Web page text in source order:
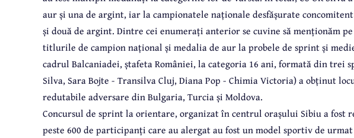
aur și una de argint, iar la campionatele naționale desfășurate
și două de argint. Dintre cei enumerați anterior se cuvine să menționăm
titlurile de campion național și medalia de aur la probele de sprint și
cadrul Balcaniadei, ștafeta României, la categoria 16 ani, formată din trei
Silva, Sara Bojte - Transilva Cluj, Diana Pop - Chimia Victoria) a obținut
redutabile adversare din Bulgaria, Turcia și Moldova.
Concursul de sprint la orientare, organizat în centrul orașului Sibiu a fost
peste 600 de participanți care au alergat au fost un model sportiv de